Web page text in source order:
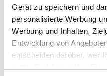
Gerät zu speichern und
personalisierte Werbung
Werbung und Inhalten,
Entwicklung von
entscheiden darüber, wer
den drei Punkten!
Spielbericht:
Besten Szenen vom Spiel!